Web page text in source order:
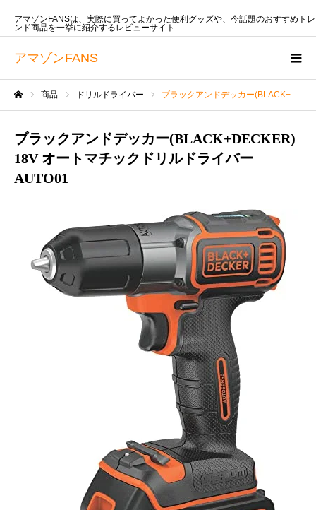
アマゾンFANS
アマゾンFANSは、実際に買ってよかった便利グッズや、今話題のおすすめトレ
ンド商品を一挙に紹介するレビューサイト
商品 ドリルドライバー ブラックアンドデッカー(BLACK+DECKER) 18V オートマチックドリルドライバー AUTO01
ブラックアンドデッカー(BLACK+DECKER)
18V オートマチックドリルドライバー
AUTO01